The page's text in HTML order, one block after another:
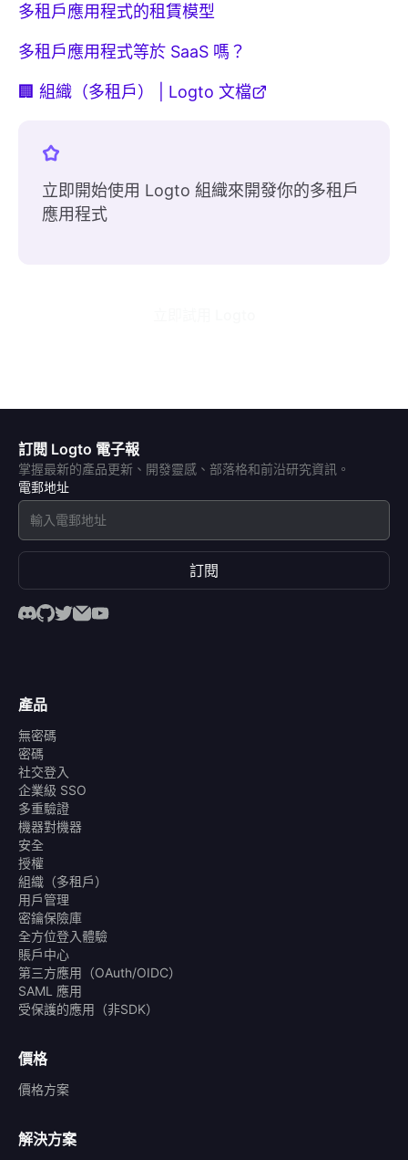
多租戶應用程式的租賃模型
多租戶應用程式等於 SaaS 嗎？
🏢 組織（多租戶） | Logto 文檔
立即開始使用 Logto 組織來開發你的多租戶
應用程式
訂閱 Logto 電子報
掌握最新的產品更新、開發靈感、部落格和前沿研究資訊。
電郵地址
訂閱
產品
無密碼
密碼
社交登入
企業級 SSO
多重驗證
機器對機器
安全
授權
組織（多租戶）
用戶管理
密鑰保險庫
全方位登入體驗
賬戶中心
第三方應用（OAuth/OIDC）
SAML 應用
受保護的應用（非SDK）
價格
價格方案
解決方案